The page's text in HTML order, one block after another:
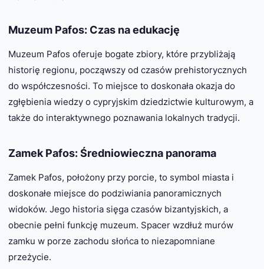
Muzeum Pafos: Czas na edukację
Muzeum Pafos oferuje bogate zbiory, które przybliżają
historię regionu, począwszy od czasów prehistorycznych
do współczesności. To miejsce to doskonała okazja do
zgłębienia wiedzy o cypryjskim dziedzictwie kulturowym, a
także do interaktywnego poznawania lokalnych tradycji.
Zamek Pafos: Średniowieczna panorama
Zamek Pafos, położony przy porcie, to symbol miasta i
doskonałe miejsce do podziwiania panoramicznych
widoków. Jego historia sięga czasów bizantyjskich, a
obecnie pełni funkcję muzeum. Spacer wzdłuż murów
zamku w porze zachodu słońca to niezapomniane
przeżycie.